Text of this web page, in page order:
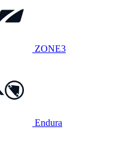
ZONE3
Endura